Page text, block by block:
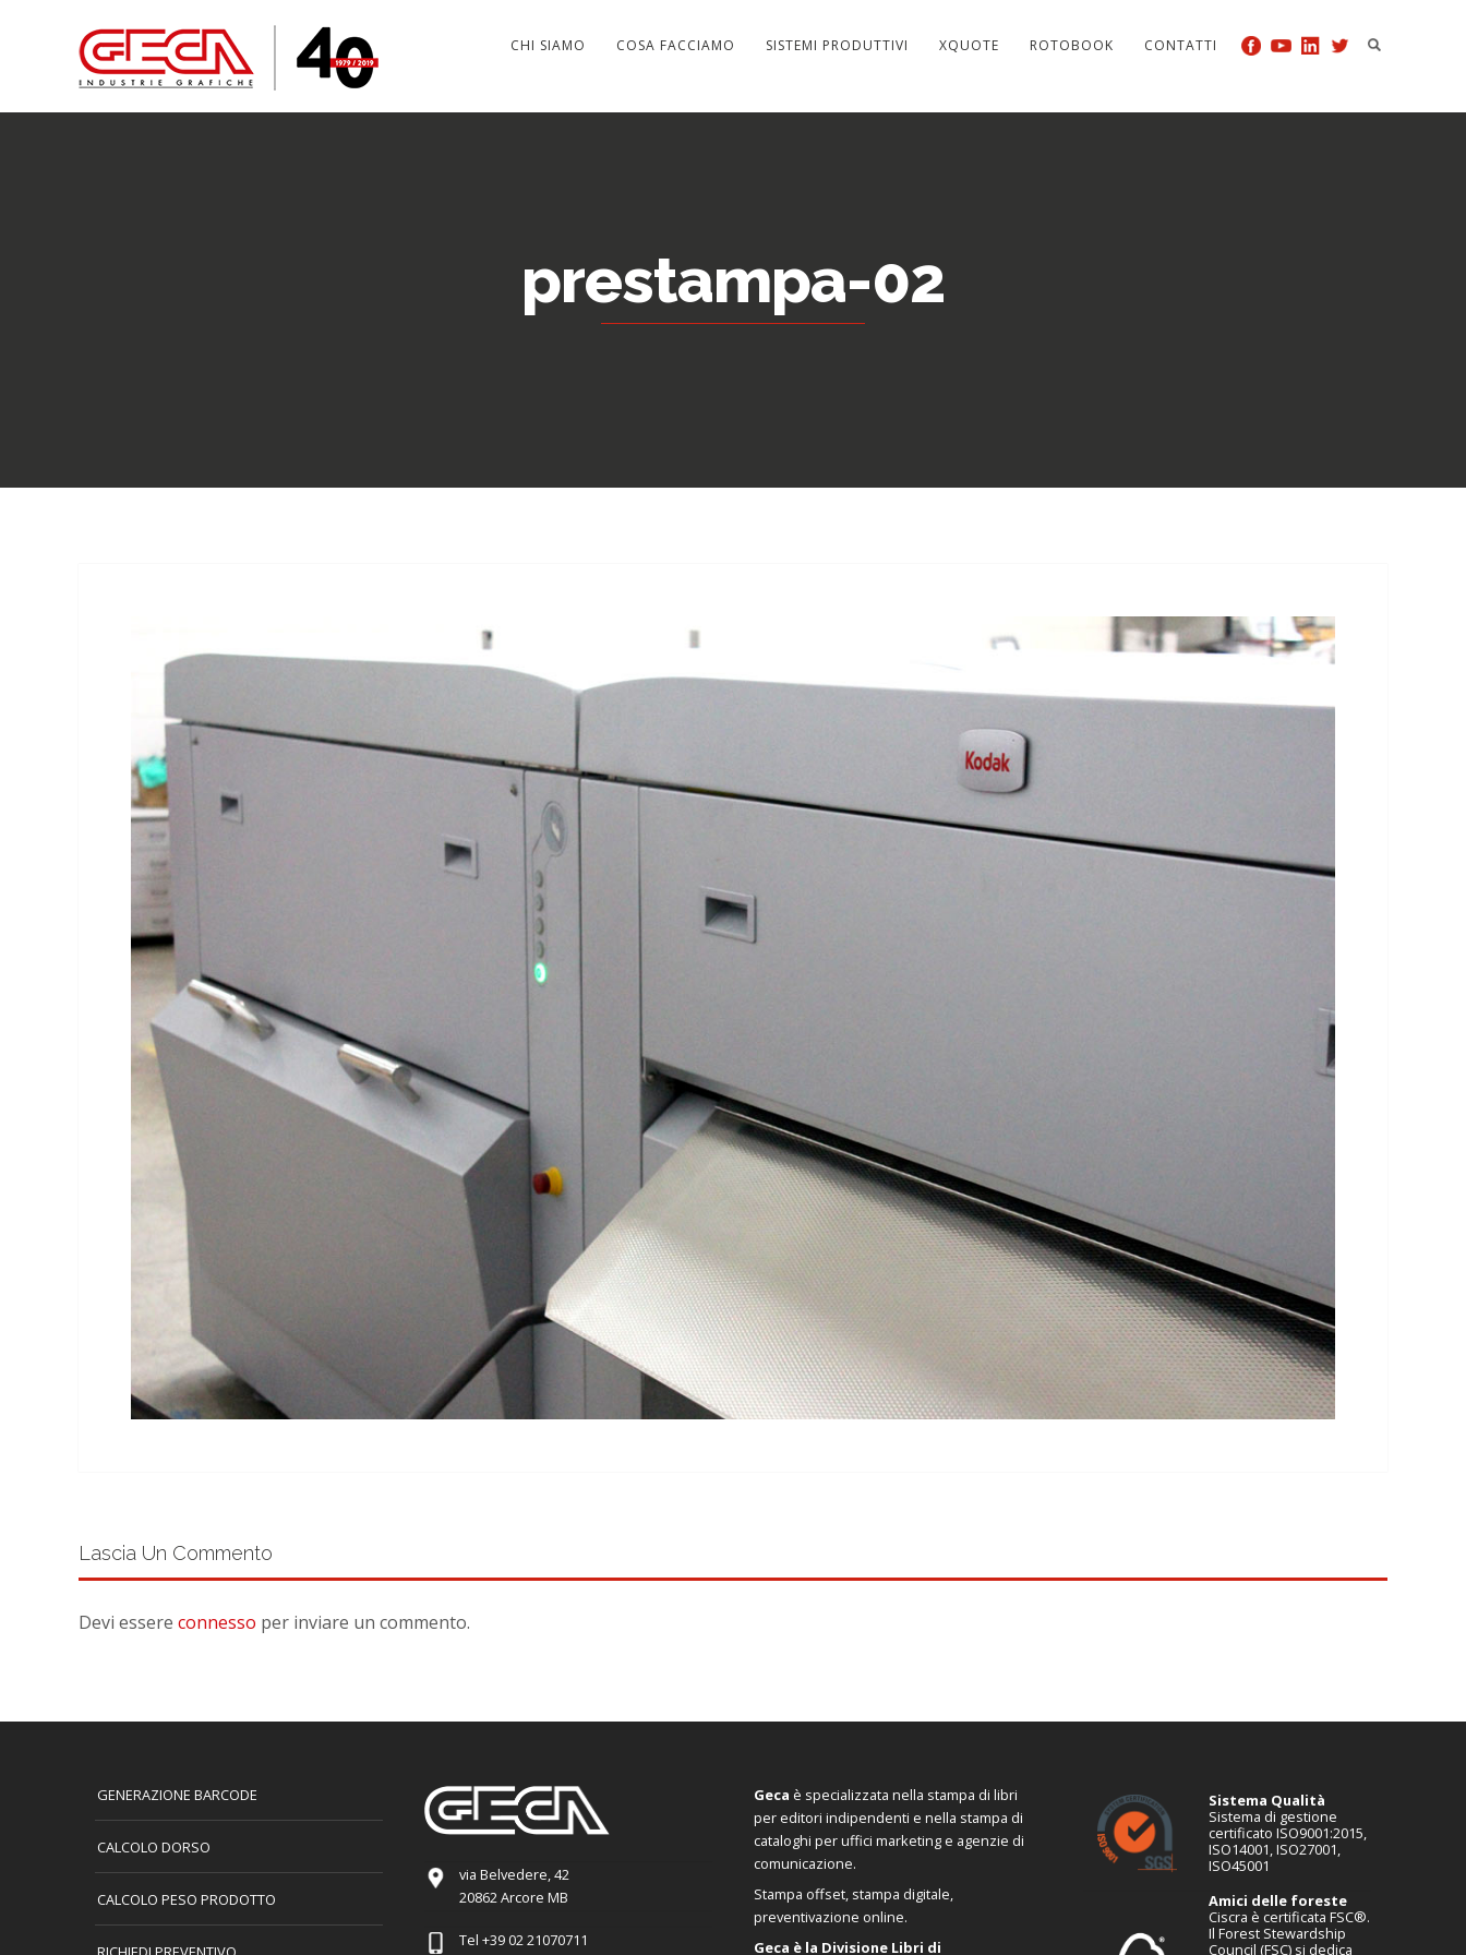
CHI SIAMO COSA FACCIAMO SISTEMI PRODUTTIVI XQUOTE ROTOBOOK CONTATTI
prestampa-02
Lascia Un Commento
Devi essere connesso per inviare un commento.
GENERAZIONE BARCODE
CALCOLO DORSO
CALCOLO PESO PRODOTTO
via Belvedere, 42
20862 Arcore MB
Tel +39 02 21070711
Geca è specializzata nella stampa di libri
per editori indipendenti e nella stampa di
cataloghi per uffici marketing e agenzie di
comunicazione.
Stampa offset, stampa digitale,
preventivazione online.
Geca è la Divisione Libri di
Sistema Qualità
Sistema di gestione
certificato ISO9001:2015,
ISO14001, ISO27001,
ISO45001
Amici delle foreste
Ciscra è certificata FSC®.
Il Forest Stewardship
Council (FSC) si dedica